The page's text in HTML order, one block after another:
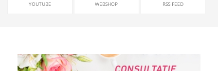
YOUTUBE WEBSHOP RSS FEED